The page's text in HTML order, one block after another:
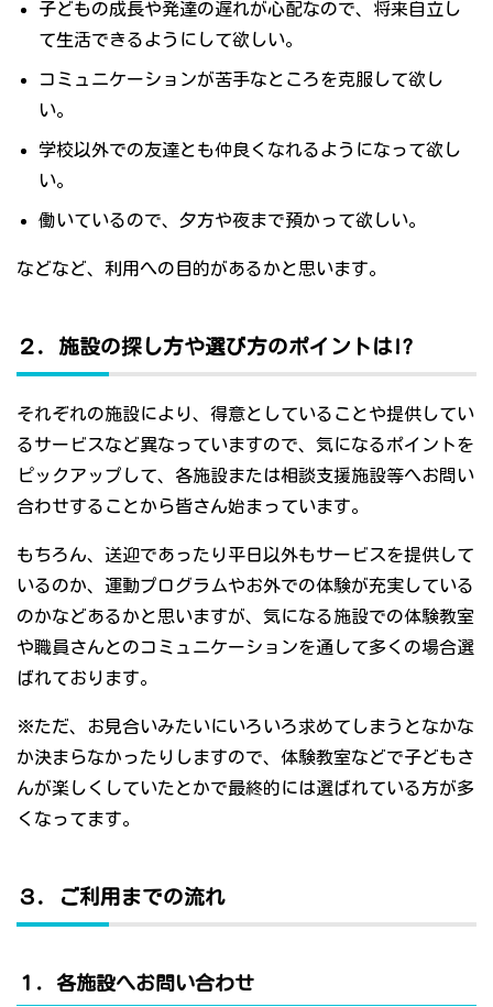
子どもの成長や発達の遅れが心配なので、将来自立し
て生活できるようにして欲しい。
コミュニケーションが苦手なところを克服して欲し
い。
学校以外での友達とも仲良くなれるようになって欲し
い。
働いているので、夕方や夜まで預かって欲しい。
などなど、利用への目的があるかと思います。
２．施設の探し方や選び方のポイントは!?
それぞれの施設により、得意としていることや提供してい
るサービスなど異なっていますので、気になるポイントを
ピックアップして、各施設または相談支援施設等へお問い
合わせすることから皆さん始まっています。
もちろん、送迎であったり平日以外もサービスを提供して
いるのか、運動プログラムやお外での体験が充実している
のかなどあるかと思いますが、気になる施設での体験教室
や職員さんとのコミュニケーションを通して多くの場合選
ばれております。
※ただ、お見合いみたいにいろいろ求めてしまうとなかな
か決まらなかったりしますので、体験教室などで子どもさ
んが楽しくしていたとかで最終的には選ばれている方が多
くなってます。
３．ご利用までの流れ
１．各施設へお問い合わせ